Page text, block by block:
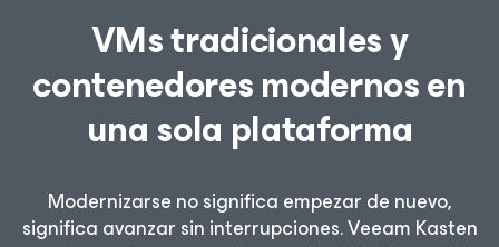
VMs tradicionales y
contenedores modernos en
una sola plataforma
Modernizarse no significa empezar de nuevo,
significa avanzar sin interrupciones. Veeam Kasten